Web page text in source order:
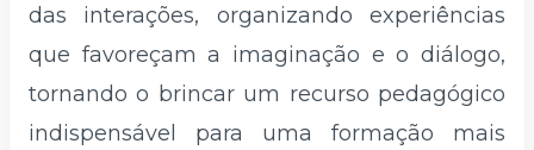
das interações, organizando experiências
que favoreçam a imaginação e o diálogo,
tornando o brincar um recurso pedagógico
indispensável para uma formação mais